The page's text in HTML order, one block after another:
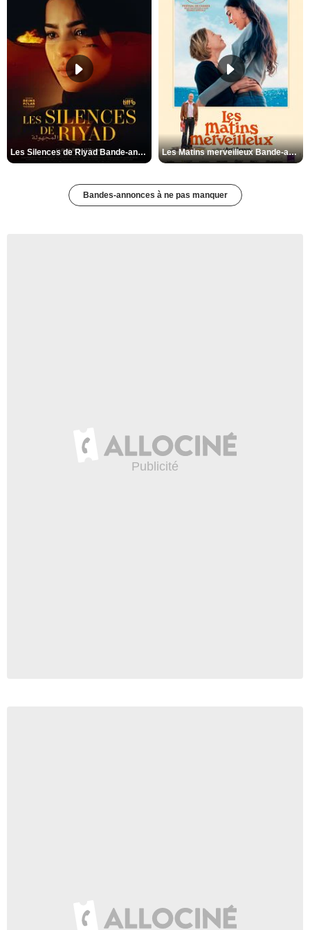
Les Silences de Riyad Bande-annonce VO STFR Les Matins merveilleux Bande-annonce VF
Bandes-annonces à ne pas manquer